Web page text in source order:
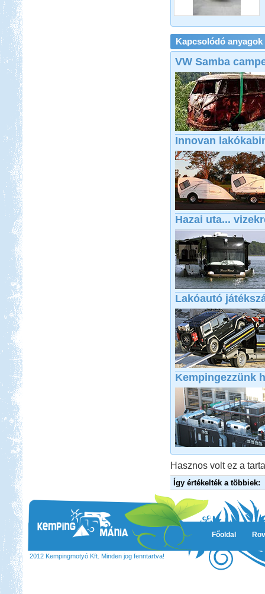
Kapcsolódó anyagok
VW Samba
Innovan
Hazai uta...
Lakóautó
Kempingezzünk
Hasznos volt ez a
Így értékelték a többiek:
Főoldal
2012 Kempingmotyó Kft. Minden jog fenntartva!